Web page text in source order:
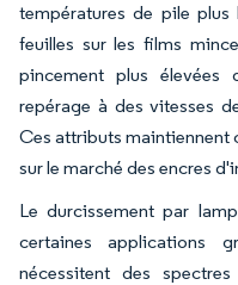
températures de pile
feuilles sur les films
pincement plus élevées
repérage à des vitesses
Ces attributs maintiennent
sur le marché des encres
Le durcissement par
certaines applications
nécessitent des